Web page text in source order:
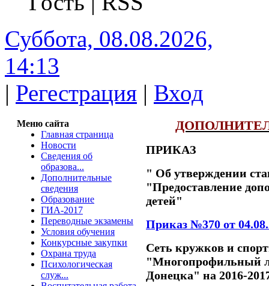
Суббота, 08.08.2026,
14:13
| Регестрация | Вход
Меню сайта
Главная страница
Новости
Сведения об
образова...
Дополнительные
сведения
Образование
ГИА-2017
Переводные экзамены
Условия обучения
Конкурсные закупки
Охрана труда
Психологическая
служ...
ПРИКАЗ
" Об утверждении
"Предоставление
детей"
Приказ №370 от
Сеть кружков и
"Многопрофильный
Донецка" на 2016-